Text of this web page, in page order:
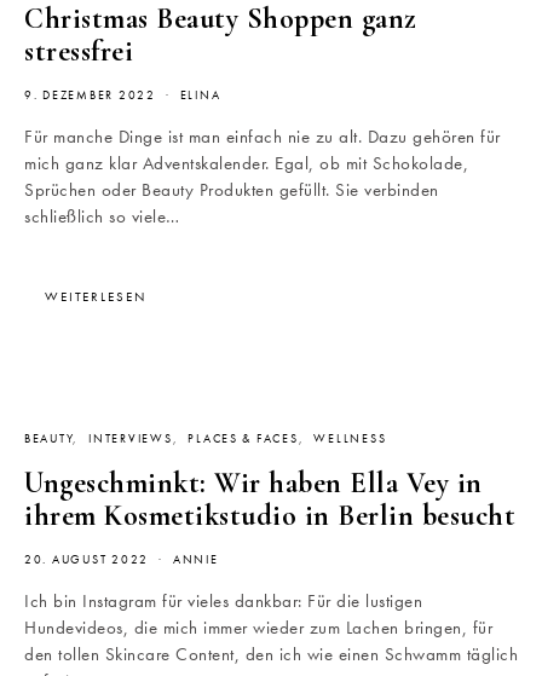
Christmas Beauty Shoppen ganz
stressfrei
9. DEZEMBER 2022 ELINA
Für manche Dinge ist man einfach nie zu alt. Dazu gehören für
mich ganz klar Adventskalender. Egal, ob mit Schokolade,
Sprüchen oder Beauty Produkten gefüllt. Sie verbinden
schließlich so viele…
WEITERLESEN
BEAUTY INTERVIEWS PLACES & FACES WELLNESS
Ungeschminkt: Wir haben Ella Vey in
ihrem Kosmetikstudio in Berlin besucht
20. AUGUST 2022 ANNIE
Ich bin Instagram für vieles dankbar: Für die lustigen
Hundevideos, die mich immer wieder zum Lachen bringen, für
den tollen Skincare Content, den ich wie einen Schwamm täglich